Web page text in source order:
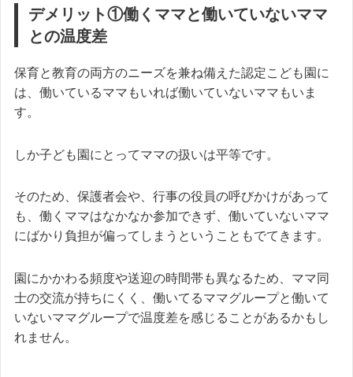
デメリット①働くママと働いていないママ
との温度差
保育と教育の両方のニーズを兼ね備えた認定こども園に
は、働いているママもいれば働いていないママもいま
す。
しか子ども園にとってママの扱いは平等です。
そのため、保護者会や、行事の役員の呼びかけがあって
も、働くママはなかなか参加できず、働いていないママ
にばかり負担が偏ってしまうということもでてきます。
園にかかわる頻度や送迎の時間帯も異なるため、ママ同
士の交流が持ちにくく、働いてるママグループと働いて
いないママグループで温度差を感じることがあるかもし
れません。